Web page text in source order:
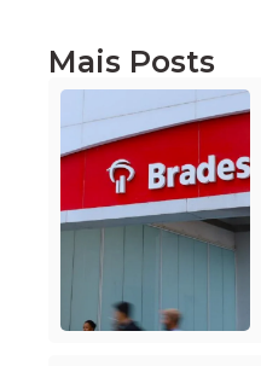
Mais Posts